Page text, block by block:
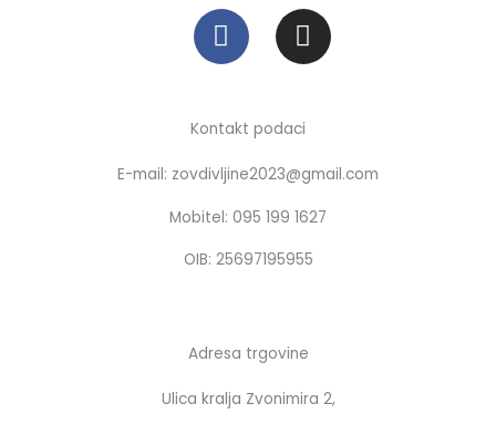
F
a
c
b
o
o
k
I
n
s
a
r
a
m
Kontakt podaci
E-mail: zovdivljine2023@gmail.com
Mobitel: 095 199 1627
OIB: 25697195955
Adresa trgovine
Ulica kralja Zvonimira 2,